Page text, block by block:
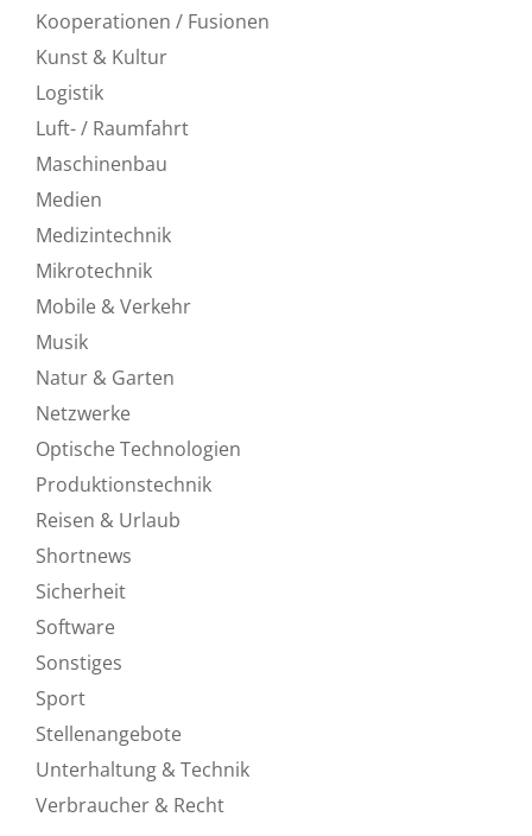
Kooperationen / Fusionen
Kunst & Kultur
Logistik
Luft- / Raumfahrt
Maschinenbau
Medien
Medizintechnik
Mikrotechnik
Mobile & Verkehr
Musik
Natur & Garten
Netzwerke
Optische Technologien
Produktionstechnik
Reisen & Urlaub
Shortnews
Sicherheit
Software
Sonstiges
Sport
Stellenangebote
Unterhaltung & Technik
Verbraucher & Recht